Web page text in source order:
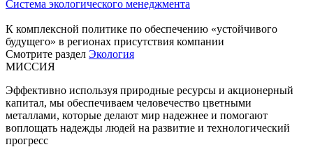
Система экологического менеджмента
К комплексной политике по обеспечению «устойчивого
будущего» в регионах присутствия компании
Смотрите раздел Экология
МИССИЯ
Эффективно используя природные ресурсы и акционерный
капитал, мы обеспечиваем человечество цветными
металлами, которые делают мир надежнее и помогают
воплощать надежды людей на развитие и технологический
прогресс